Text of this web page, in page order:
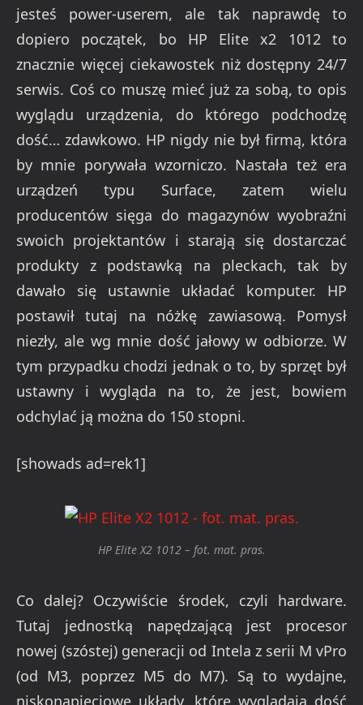
jesteś power-userem, ale tak naprawdę to
dopiero początek, bo HP Elite x2 1012 to
znacznie więcej ciekawostek niż dostępny 24/7
serwis. Coś co muszę mieć już za sobą, to opis
wyglądu urządzenia, do którego podchodzę
dość… zdawkowo. HP nigdy nie był firmą, która
by mnie porywała wzorniczo. Nastała też era
urządzeń typu Surface, zatem wielu
producentów sięga do magazynów wyobraźni
swoich projektantów i starają się dostarczać
produkty z podstawką na pleckach, tak by
dawało się ustawnie układać komputer. HP
postawił tutaj na nóżkę zawiasową. Pomysł
niezły, ale wg mnie dość jałowy w odbiorze. W
tym przypadku chodzi jednak o to, by sprzęt był
ustawny i wygląda na to, że jest, bowiem
odchylać ją można do 150 stopni.
[showads ad=rek1]
HP Elite X2 1012 – fot. mat. pras.
Co dalej? Oczywiście środek, czyli hardware.
Tutaj jednostką napędzającą jest procesor
nowej (szóstej) generacji od Intela z serii M vPro
(od M3, poprzez M5 do M7). Są to wydajne,
niskonapięciowe układy, które wyglądają dość